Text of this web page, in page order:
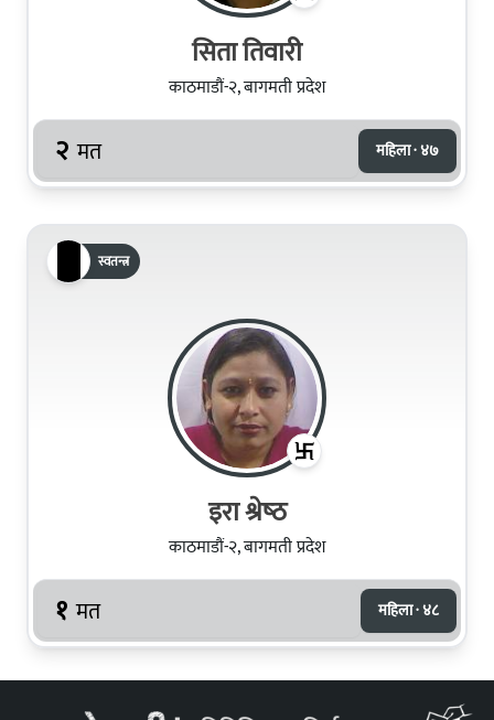
सिता तिवारी
काठमाडौं-२, बागमती प्रदेश
२ मत महिला · ४७
स्वतन्त्र
इरा श्रेष्‍ठ
काठमाडौं-२, बागमती प्रदेश
१ मत महिला · ४८